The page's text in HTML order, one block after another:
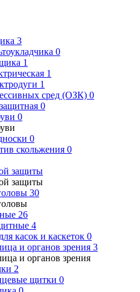
3
0
1
1
1
сред (ОЗК) 0
0
0
0
скольжения 0
защиты
защиты
30
26
4
касок и каскеток 0
и органов зрения 3
и органов зрения
2
щитки 0